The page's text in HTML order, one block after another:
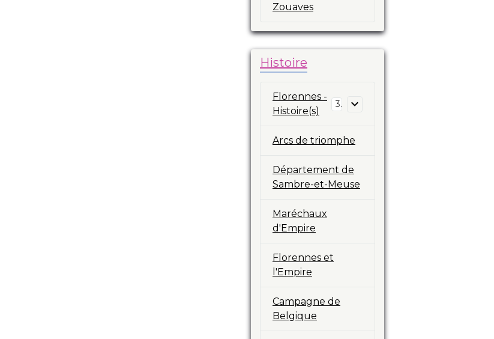
Zouaves
Histoire
Florennes -
Histoire(s)
3
Arcs de triomphe
Département de
Sambre-et-Meuse
Maréchaux
d'Empire
Florennes et
l'Empire
Campagne de
Belgique